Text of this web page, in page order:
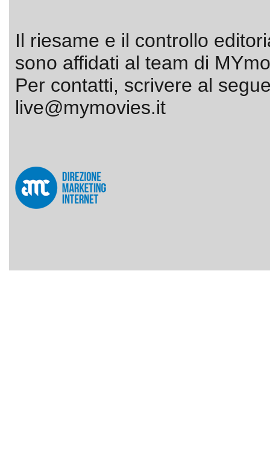
Il riesame e il controllo
sono affidati al team di
Per contatti, scrivere al
live@mymovies.it